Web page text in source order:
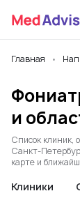
Главная
и
Список клиник,
Санкт-
карте и
Клиники